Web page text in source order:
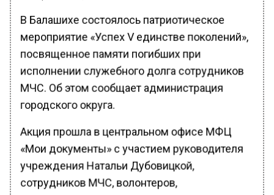
В Балашихе состоялось патриотическое
мероприятие «Успех V единстве поколений»,
посвященное памяти погибших при
исполнении служебного долга сотрудников
МЧС. Об этом сообщает администрация
городского округа.
Акция прошла в центральном офисе МФЦ
«Мои документы» с участием руководителя
учреждения Натальи Дубовицкой,
сотрудников МЧС, волонтеров,